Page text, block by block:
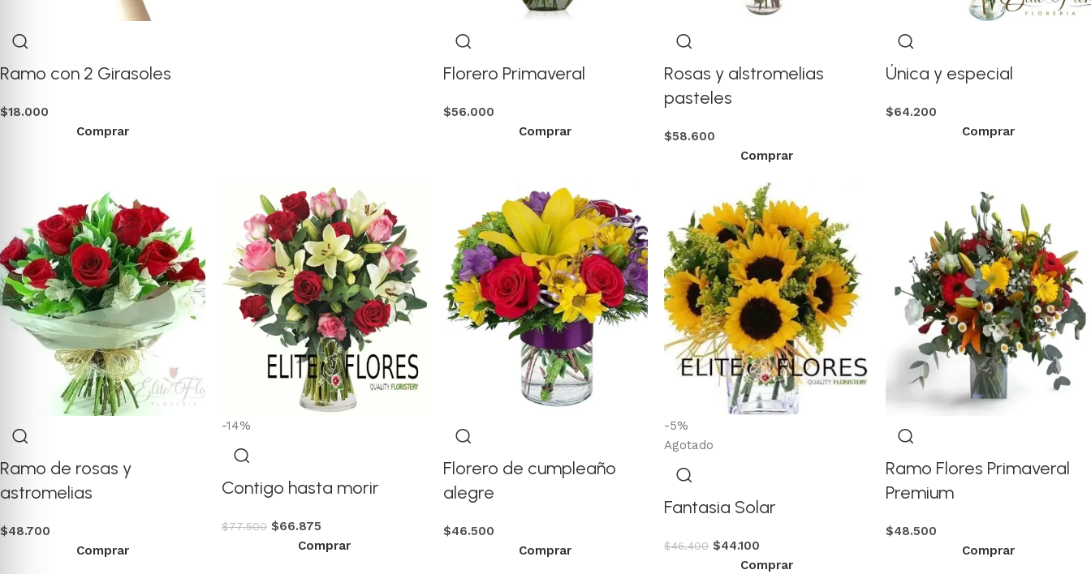
Ramo con 2 Girasoles
$18.000
Comprar
Florero Primaveral
$56.000
Comprar
Rosas y alstromelias
pasteles
$58.600
Comprar
Única y especial
$64.200
Comprar
Ramo de rosas y
astromelias
$48.700
Comprar
-14%
Contigo hasta morir
$77.500 $66.875
Comprar
Florero de cumpleaño
alegre
$46.500
Comprar
-5%
Agotado
Fantasia Solar
$46.400 $44.100
Comprar
Ramo Flores Primaveral
Premium
$48.500
Comprar